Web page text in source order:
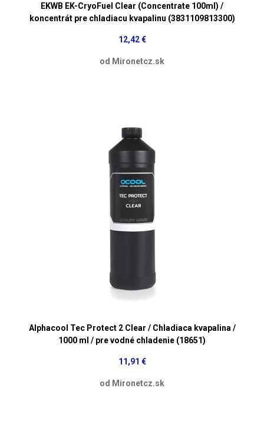
EKWB EK-CryoFuel Clear (Concentrate 100ml) /
koncentrát pre chladiacu kvapalinu (3831109813300)
12,42 €
od Mironetcz.sk
Alphacool Tec Protect 2 Clear / Chladiaca kvapalina /
1000 ml / pre vodné chladenie (18651)
11,91 €
od Mironetcz.sk